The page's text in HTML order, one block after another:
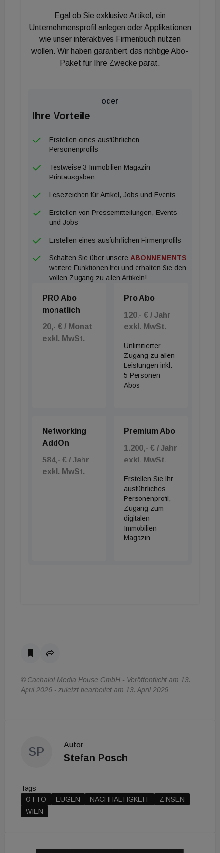
Egal ob Sie exklusive Artikel, ein
Unternehmensprofil anlegen oder Applikationen
wie unser interaktives Firmenbuch nutzen
wollen. Wir haben garantiert das richtige Abo-
Paket für Ihre Zwecke parat.
oder
Ihre Vorteile
Erstellen eines ausführlichen
Personenprofils
Testweise 3 Immobilien Magazin
Printausgaben
Lesezeichen für Artikel, Jobs und Events
Erstellen von Pressemitteilungen, Events
und Jobs
Erstellen eines ausführlichen Firmenprofils
Schalten Sie über unsere ABONNEMENTS
weitere Funktionen frei und erhalten Sie den
vollen Zugang zu allen Artikeln!
PRO Abo
monatlich
20,- € / Monat
exkl. MwSt.
Pro Abo
120,- € / Jahr
exkl. MwSt.
Unlimitierter
Zugang zu allen
Leistungen inkl.
5 Personen
Abos
Networking
AddOn
584,- € / Jahr
exkl. MwSt.
Premium Abo
1.200,- € / Jahr
exkl. MwSt.
Erstellen Sie Ihr
ausführliches
Personenprofil,
Zugang zum
digitalen
Immobilien
Magazin
© Cachalot Media House GmbH - Veröffentlicht am 13.
April 2026 - zuletzt bearbeitet am 13. April 2026
SP
Autor
Stefan Posch
Tags
OTTO
EUGEN NACHHALTIGKEIT
ZINSEN
WIEN